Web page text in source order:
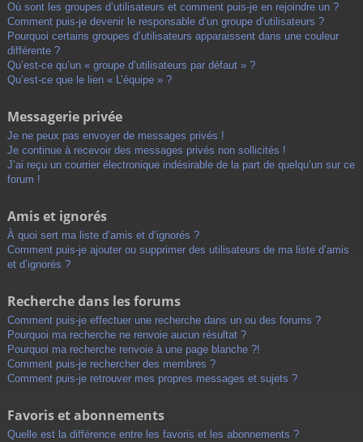
Où sont les groupes d’utilisateurs et comment puis-je en rejoindre un ?
Comment puis-je devenir le responsable d’un groupe d’utilisateurs ?
Pourquoi certains groupes d’utilisateurs apparaissent dans une couleur
différente ?
Qu’est-ce qu’un « groupe d’utilisateurs par défaut » ?
Qu’est-ce que le lien « L’équipe » ?
Messagerie privée
Je ne peux pas envoyer de messages privés !
Je continue à recevoir des messages privés non sollicités !
J’ai reçu un courrier électronique indésirable de la part de quelqu’un sur ce
forum !
Amis et ignorés
À quoi sert ma liste d’amis et d’ignorés ?
Comment puis-je ajouter ou supprimer des utilisateurs de ma liste d’amis
et d’ignorés ?
Recherche dans les forums
Comment puis-je effectuer une recherche dans un ou des forums ?
Pourquoi ma recherche ne renvoie aucun résultat ?
Pourquoi ma recherche renvoie à une page blanche ?!
Comment puis-je rechercher des membres ?
Comment puis-je retrouver mes propres messages et sujets ?
Favoris et abonnements
Quelle est la différence entre les favoris et les abonnements ?